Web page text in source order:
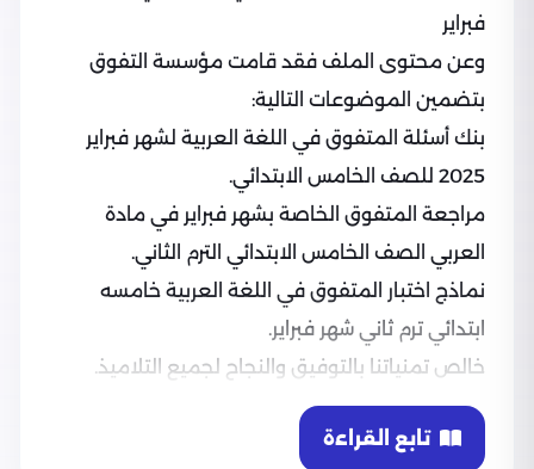
فبراير
وعن محتوى الملف فقد قامت مؤسسة التفوق
بتضمين الموضوعات التالية:
بنك أسئلة المتفوق في اللغة العربية لشهر فبراير
2025 للصف الخامس الابتدائي.
مراجعة المتفوق الخاصة بشهر فبراير في مادة
العربي الصف الخامس الابتدائي الترم الثاني.
نماذج اختبار المتفوق في اللغة العربية خامسه
ابتدائي ترم ثاني شهر فبراير.
خالص تمنياتنا بالتوفيق والنجاح لجميع التلاميذ.
تابع القراءة